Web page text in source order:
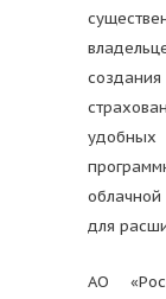
для
АО